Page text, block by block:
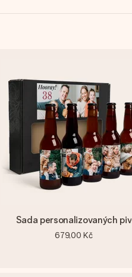
Sada personalizovaných piv
679,00 Kč